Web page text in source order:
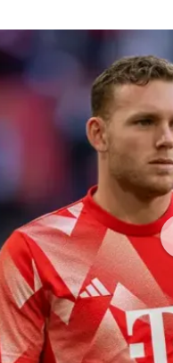
ליגה סינית
ליגה ברזילאית
ליגות נוספות